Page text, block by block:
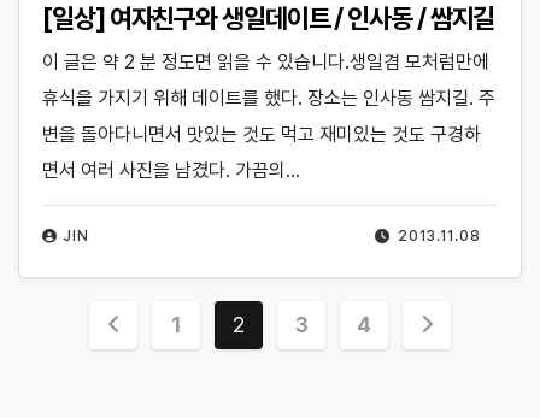
[일상] 여자친구와 생일데이트 / 인사동 / 쌈지길
2013.11.08
JIN
이 글은 약 2 분 정도면 읽을 수 있습니다.생일겸 모처럼만에
휴식을 가지기 위해 데이트를 했다. 장소는 인사동 쌈지길. 주
변을 돌아다니면서 맛있는 것도 먹고 재미있는 것도 구경하
면서 여러 사진을 남겼다. 가끔의…
글
1 2 3 4